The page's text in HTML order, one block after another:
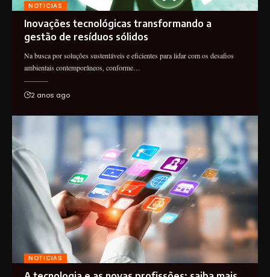
NOTICIAS
Inovações tecnológicas transformando a
gestão de resíduos sólidos
Na busca por soluções sustentáveis e eficientes para lidar com os desafios
ambientais contemporâneos, conforme…
2 anos ago
NOTICIAS